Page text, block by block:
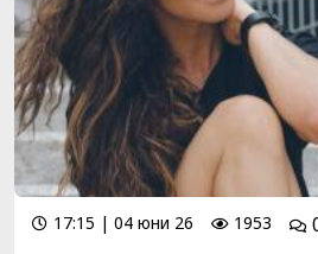
17:15 | 04 юни 26 1953